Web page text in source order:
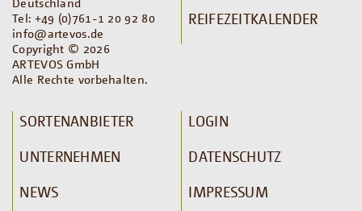
Tel: +49 (0)761-1 20 92 80
info@artevos.de
Copyright © 2026
ARTEVOS GmbH
Alle Rechte vorbehalten.
REIFEZEITKALENDER
SORTENANBIETER
UNTERNEHMEN
NEWS
LOGIN
DATENSCHUTZ
IMPRESSUM